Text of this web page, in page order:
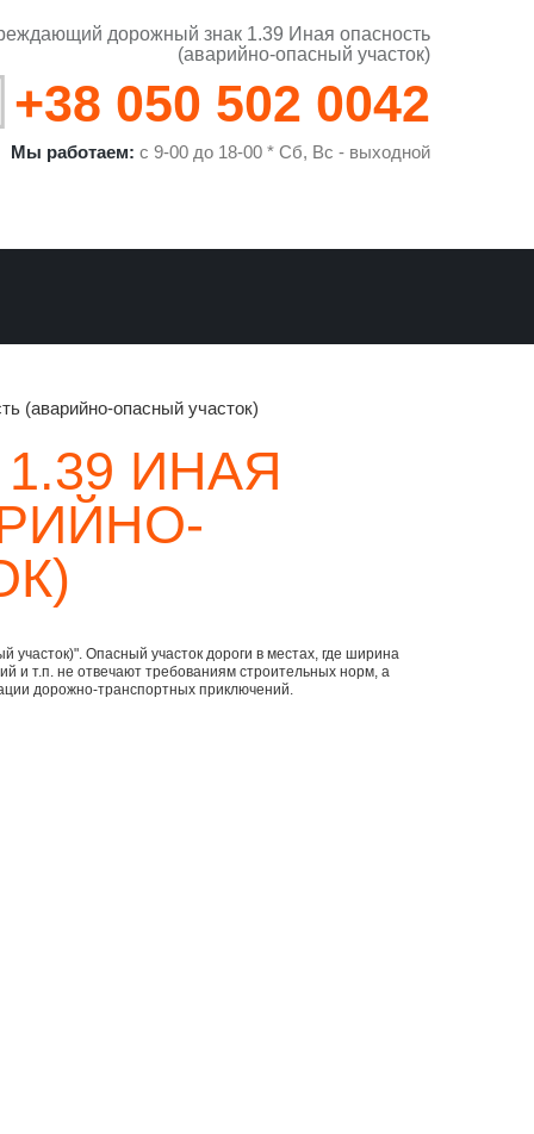
дорожный знак 1.39 Иная опасность
(аварийно-опасный участок)
+38 050 502 0042
Мы работаем: с 9-00 до 18-00 * Сб, Вс - выходной
(аварийно-опасный участок)
ИНАЯ
участок)". Опасный участок дороги в местах, где ширина
и т.п. не отвечают требованиям строительных норм, а
дорожно-транспортных приключений.